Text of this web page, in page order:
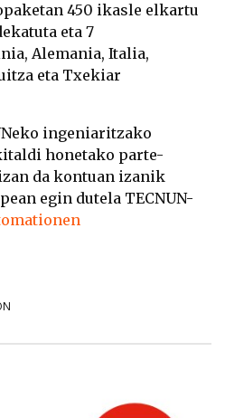
450 ikasle elkartu
eta 7
Alemania, Italia,
eta Txekiar
ingeniaritzako
honetako parte-
da kontuan izanik
egin dutela TECNUN-